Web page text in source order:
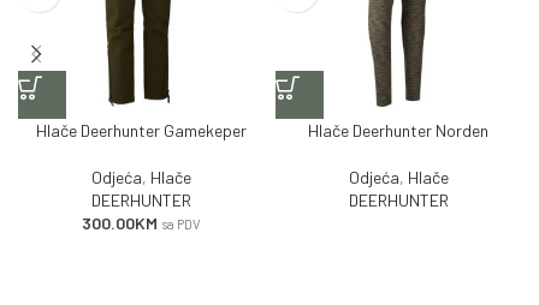
Hlače Deerhunter Gamekeper
Odjeća, Hlače
DEERHUNTER
300.00KM sa PDV
Hlače Deerhunter Norden
Odjeća, Hlače
DEERHUNTER